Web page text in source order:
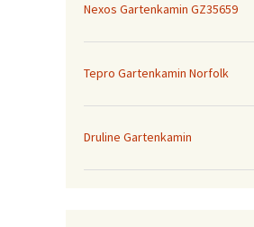
Nexos Gartenkamin GZ35659
Tepro Gartenkamin Norfolk
Druline Gartenkamin